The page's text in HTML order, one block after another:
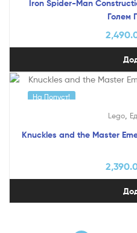
Iron Spider-Man
Голем
На Попуст!
Lego,
Knuckles and the Master